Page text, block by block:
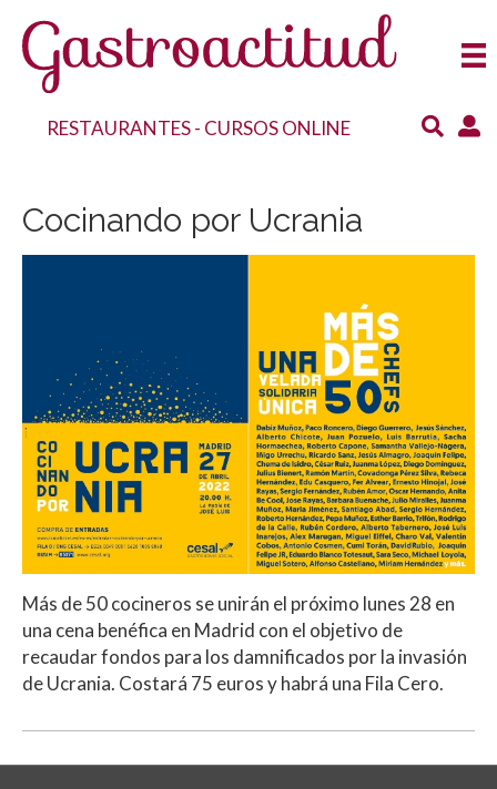
RESTAURANTES- CURSOS ONLINE
Cocinando por Ucrania
Más de 50 cocineros se unirán el próximo lunes 28 en
una cena benéfica en Madrid con el objetivo de
recaudar fondos para los damnificados por la invasión
de Ucrania. Costará 75 euros y habrá una Fila Cero.